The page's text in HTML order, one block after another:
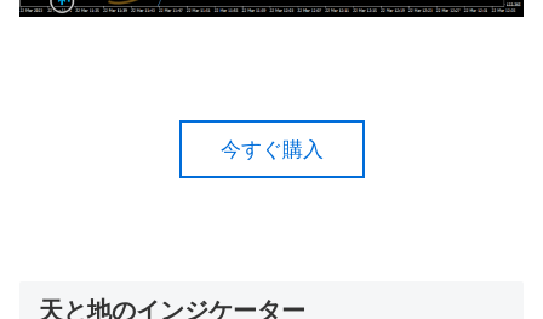
今すぐ購入
天と地のインジケーター